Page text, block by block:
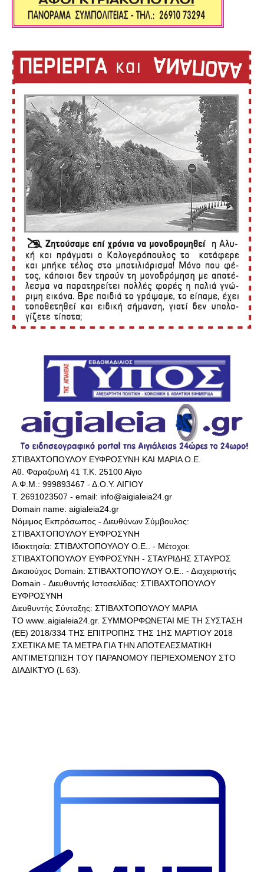
ΣΤΙΒΑΧΤΟΠΟΥΛΟΥ ΕΥΦΡΟΣΥΝΗ ΚΑΙ ΜΑΡΙΑ Ο.Ε.
Αθ. Φαραζουλή 41 Τ.Κ. 25100 Αίγιο
Α.Φ.Μ.: 999893467 - Δ.Ο.Υ. ΑΙΓΙΟΥ
Τ. 2691023507 - email: info@aigialeia24.gr
Domain name: aigialeia24.gr
Νόμιμος Εκπρόσωπος - Διευθύνων Σύμβουλος:
ΣΤΙΒΑΧΤΟΠΟΥΛΟΥ ΕΥΦΡΟΣΥΝΗ
Ιδιοκτησία: ΣΤΙΒΑΧΤΟΠΟΥΛΟΥ Ο.Ε.. - Μέτοχοι:
ΣΤΙΒΑΧΤΟΠΟΥΛΟΥ ΕΥΦΡΟΣΥΝΗ - ΣΤΑΥΡΙΔΗΣ ΣΤΑΥΡΟΣ
Δικαιούχος Domain: ΣΤΙΒΑΧΤΟΠΟΥΛΟΥ Ο.Ε.. - Διαχειριστής
Domain - Διευθυντής Ιστοσελίδας: ΣΤΙΒΑΧΤΟΠΟΥΛΟΥ
ΕΥΦΡΟΣΥΝΗ
Διευθυντής Σύνταξης: ΣΤΙΒΑΧΤΟΠΟΥΛΟΥ ΜΑΡΙΑ
ΤΟ www..aigialeia24.gr. ΣΥΜΜΟΡΦΩΝΕΤΑΙ ΜΕ ΤΗ ΣΥΣΤΑΣΗ
(ΕΕ) 2018/334 ΤΗΣ ΕΠΙΤΡΟΠΗΣ ΤΗΣ 1ΗΣ ΜΑΡΤΙΟΥ 2018
ΣΧΕΤΙΚΑ ΜΕ ΤΑ ΜΕΤΡΑ ΓΙΑ ΤΗΝ ΑΠΟΤΕΛΕΣΜΑΤΙΚΗ
ΑΝΤΙΜΕΤΩΠΙΣΗ ΤΟΥ ΠΑΡΑΝΟΜΟΥ ΠΕΡΙΕΧΟΜΕΝΟΥ ΣΤΟ
ΔΙΑΔΙΚΤΥΟ (L 63).